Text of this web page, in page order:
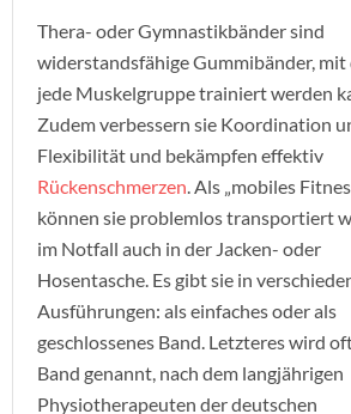
Thera- oder Gymnastikbänder sind
widerstandsfähige Gummibänder, mit
jede Muskelgruppe trainiert werden
Zudem verbessern sie Koordination
Flexibilität und bekämpfen effektiv
Rückenschmerzen. Als „mobiles
können sie problemlos transportiert
im Notfall auch in der Jacken- oder
Hosentasche. Es gibt sie in
Ausführungen: als einfaches oder als
geschlossenes Band. Letzteres wird
Band genannt, nach dem langjährigen
Physiotherapeuten der deutschen